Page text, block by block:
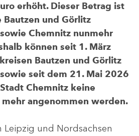
erhöht. Dieser Betrag ist
und Görlitz
Chemnitz nunmehr
können seit 1. März
Bautzen und Görlitz
seit dem 21. Mai 2026
Chemnitz keine
angenommen werden.
Leipzig und Nordsachsen